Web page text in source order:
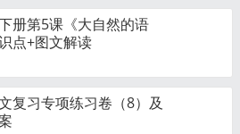
册第5课《大自然的语
点+图文解读
复习专项练习卷（8）及